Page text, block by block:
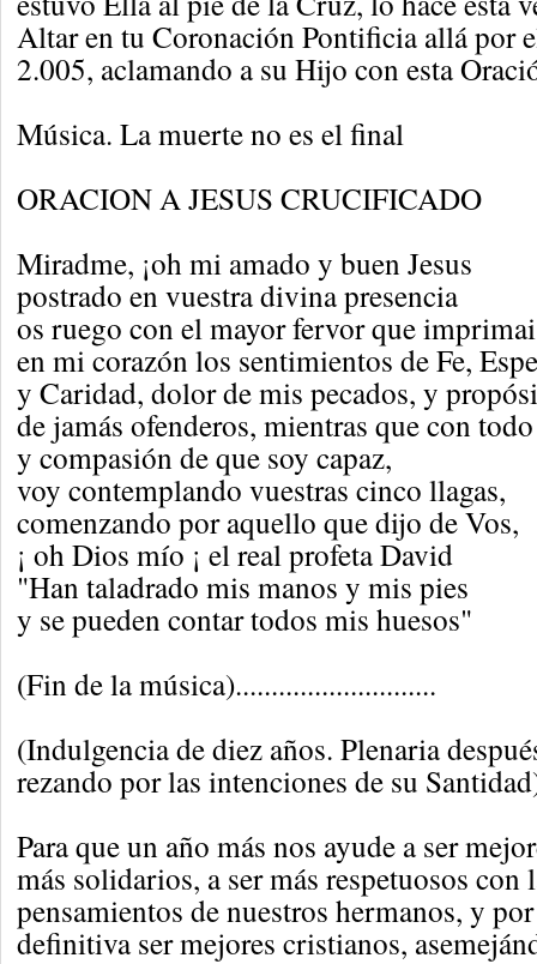
Altar en tu Coronación Pontificia allá por
2.005, aclamando a su Hijo con esta
Música. La muerte no es el final
ORACION A JESUS CRUCIFICADO
Miradme, ¡oh mi amado y buen Jesus
postrado en vuestra divina presencia
os ruego con el mayor fervor que
en mi corazón los sentimientos de Fe,
y Caridad, dolor de mis pecados, y
de jamás ofenderos, mientras que con
y compasión de que soy capaz,
voy contemplando vuestras cinco llagas,
comenzando por aquello que dijo de Vos,
¡ oh Dios mío ¡ el real profeta David
"Han taladrado mis manos y mis pies
y se pueden contar todos mis huesos"
(Fin de la música)............................
(Indulgencia de diez años. Plenaria
rezando por las intenciones de su
Para que un año más nos ayude a ser
más solidarios, a ser más respetuosos con
pensamientos de nuestros hermanos, y
definitiva ser mejores cristianos,